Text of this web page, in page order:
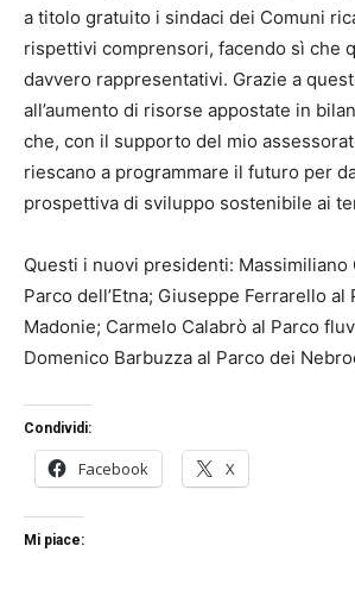
a titolo gratuito i sindaci dei Comuni
rispettivi comprensori, facendo sì che
davvero rappresentativi. Grazie a
all’aumento di risorse appostate in
che, con il supporto del mio
riescano a programmare il futuro per
prospettiva di sviluppo sostenibile ai
Questi i nuovi presidenti: Massimiliano
Parco dell’Etna; Giuseppe Ferrarello al
Madonie; Carmelo Calabrò al Parco
Domenico Barbuzza al Parco dei
Condividi:
Facebook X
Mi piace: